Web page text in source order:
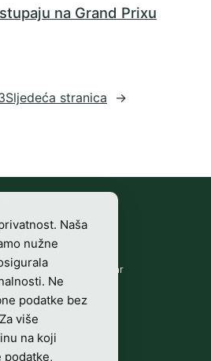
na Grand Prixu
Sljedeća stranica →
rh.moc.slh
@ofni
@aidem
rh.moc.slh
560
Naša
nužne
Ne
podatke bez
više
na koji
podatke,